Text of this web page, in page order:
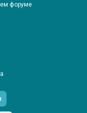
форуме